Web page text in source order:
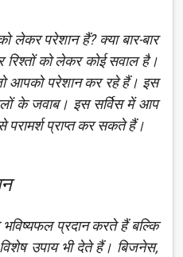
लेकर परेशान हैं? क्या बार-बार
रिश्तों को लेकर कोई सवाल है।
आपको परेशान कर रहे हैं। इस
के जवाब। इस सर्विस में आप
परामर्श प्राप्त कर सकते हैं।
प्रदान करते हैं बल्कि
उपाय भी देते हैं। बिजनेस,